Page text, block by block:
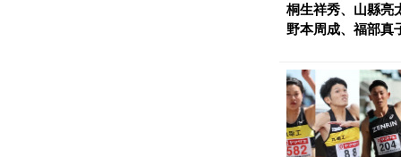
桐生祥秀、山縣亮
野本周成、福部真